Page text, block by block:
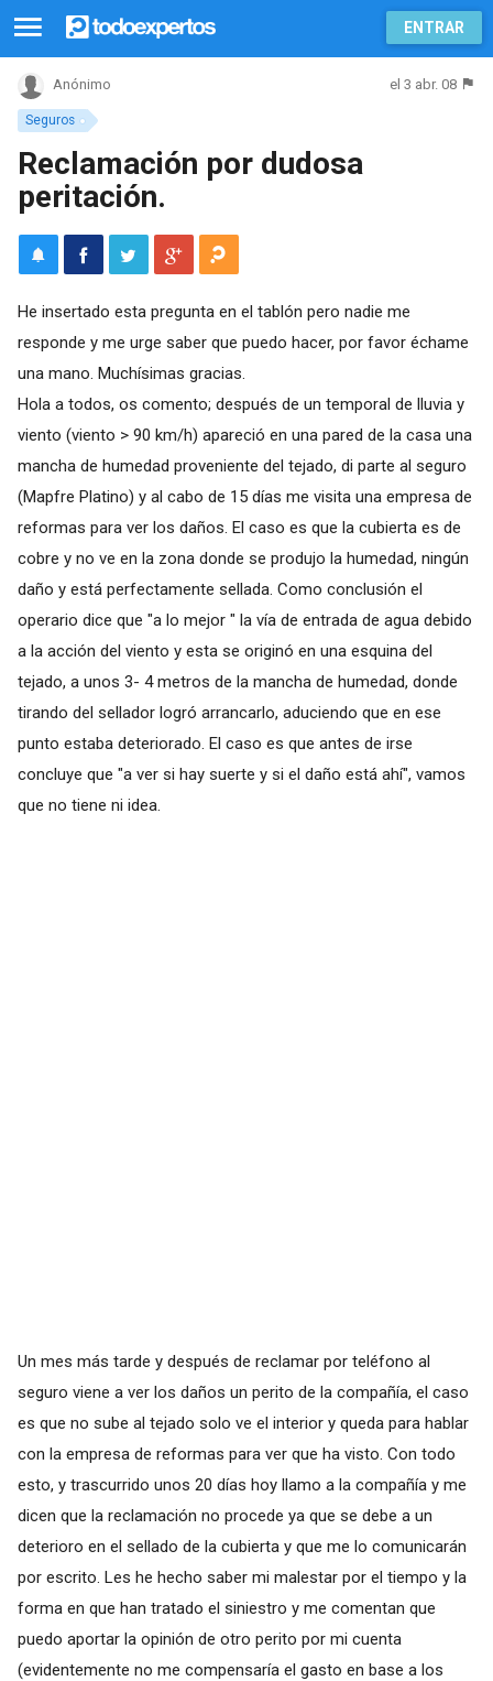
ENTRAR
Seguros
Anónimo el 3 abr. 08
Reclamación por dudosa
peritación.
He insertado esta pregunta en el tablón pero nadie me
responde y me urge saber que puedo hacer, por favor échame
una mano. Muchísimas gracias.
Hola a todos, os comento; después de un temporal de lluvia y
viento (viento > 90 km/h) apareció en una pared de la casa una
mancha de humedad proveniente del tejado, di parte al seguro
(Mapfre Platino) y al cabo de 15 días me visita una empresa de
reformas para ver los daños. El caso es que la cubierta es de
cobre y no ve en la zona donde se produjo la humedad, ningún
daño y está perfectamente sellada. Como conclusión el
operario dice que "a lo mejor " la vía de entrada de agua debido
a la acción del viento y esta se originó en una esquina del
tejado, a unos 3- 4 metros de la mancha de humedad, donde
tirando del sellador logró arrancarlo, aduciendo que en ese
punto estaba deteriorado. El caso es que antes de irse
concluye que "a ver si hay suerte y si el daño está ahí", vamos
que no tiene ni idea.
Un mes más tarde y después de reclamar por teléfono al
seguro viene a ver los daños un perito de la compañía, el caso
es que no sube al tejado solo ve el interior y queda para hablar
con la empresa de reformas para ver que ha visto. Con todo
esto, y trascurrido unos 20 días hoy llamo a la compañía y me
dicen que la reclamación no procede ya que se debe a un
deterioro en el sellado de la cubierta y que me lo comunicarán
por escrito. Les he hecho saber mi malestar por el tiempo y la
forma en que han tratado el siniestro y me comentan que
puedo aportar la opinión de otro perito por mi cuenta
(evidentemente no me compensaría el gasto en base a los